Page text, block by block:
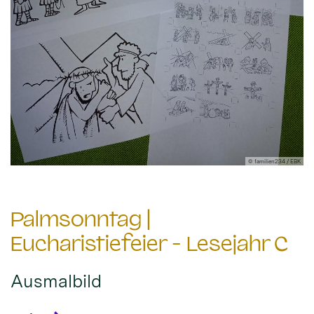
© familien234 / EBK
Palmsonntag |
Eucharistiefeier - Lesejahr C
Ausmalbild